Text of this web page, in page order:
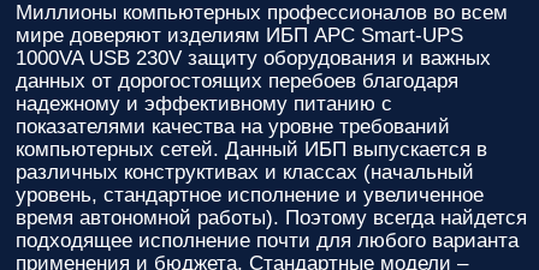
Миллионы компьютерных профессионалов во всем
мире доверяют изделиям ИБП APC Smart-UPS
1000VA USB 230V защиту оборудования и важных
данных от дорогостоящих перебоев благодаря
надежному и эффективному питанию с
показателями качества на уровне требований
компьютерных сетей. Данный ИБП выпускается в
различных конструктивах и классах (начальный
уровень, стандартное исполнение и увеличенное
время автономной работы). Поэтому всегда найдется
подходящее исполнение почти для любого варианта
применения и бюджета. Стандартные модели –